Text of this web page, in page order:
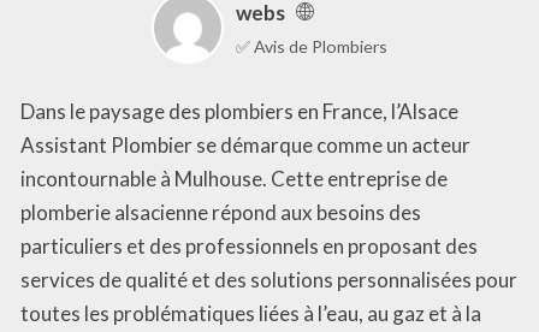
webs
✅ Avis de Plombiers
Dans le paysage des plombiers en France, l’Alsace
Assistant Plombier se démarque comme un acteur
incontournable à Mulhouse. Cette entreprise de
plomberie alsacienne répond aux besoins des
particuliers et des professionnels en proposant des
services de qualité et des solutions personnalisées pour
toutes les problématiques liées à l’eau, au gaz et à la